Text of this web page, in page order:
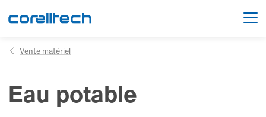
Gaz
Généralités
Actualités
Vente matériel
Eau potable